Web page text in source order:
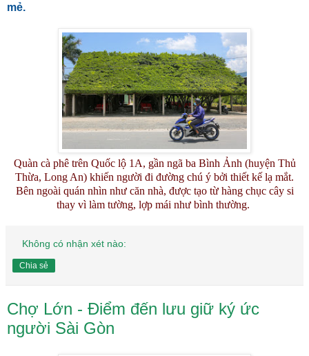
mẻ.
Quàn cà phê trên Quốc lộ 1A, gần ngã ba Bình Ảnh (huyện Thủ
Thừa, Long An) khiến người đi đường chú ý bởi thiết kế lạ mắt.
Bên ngoài quán nhìn như căn nhà, được tạo từ hàng chục cây si
thay vì làm tường, lợp mái như bình thường.
Không có nhận xét nào:
Chia sẻ
Chợ Lớn - Điểm đến lưu giữ ký ức
người Sài Gòn